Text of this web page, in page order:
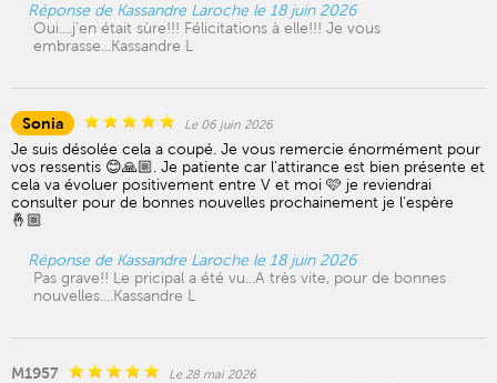
Réponse de Kassandre Laroche le 18 juin 2026
Oui....j'en était sùre!!! Félicitations à elle!!! Je vous
embrasse...Kassandre L
Sonia Le 06 juin 2026
Je suis désolée cela a coupé. Je vous remercie énormément pour
vos ressentis 😊🙏🏼. Je patiente car l'attirance est bien présente et
cela va évoluer positivement entre V et moi 🩷 je reviendrai
consulter pour de bonnes nouvelles prochainement je l'espère
🤞🏼
Réponse de Kassandre Laroche le 18 juin 2026
Pas grave!! Le pricipal a été vu...A très vite, pour de bonnes
nouvelles....Kassandre L
M1957 Le 28 mai 2026